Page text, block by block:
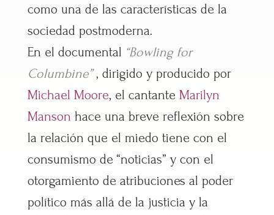
como una de las características de la
sociedad postmoderna.
En el documental “Bowling for
Columbine”, dirigido y producido por
Michael Moore, el cantante Marilyn
Manson hace una breve reflexión sobre
la relación que el miedo tiene con el
consumismo de “noticias” y con el
otorgamiento de atribuciones al poder
político más allá de la justicia y la